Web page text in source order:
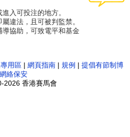
入可投注的地方。
違法，且可被判監禁。
協助，可致電平和基金
用區 | 網頁指南 | 規例 | 提倡有節制博
網絡保安
2026 香港賽馬會